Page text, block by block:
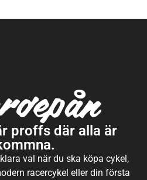
proffs där alla är
val när du ska köpa cykel,
racercykel eller din första